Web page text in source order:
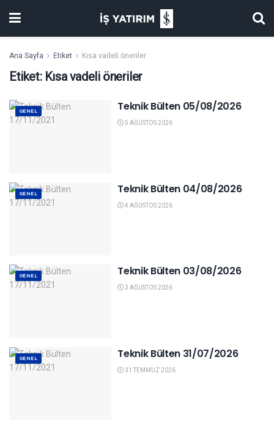
Ana Sayfa Etiket Kısa vadeli öneriler
Etiket: Kısa vadeli öneriler
GENEL Teknik Bülten 05/08/2026
5 AĞUSTOS 2026
GENEL Teknik Bülten 04/08/2026
4 AĞUSTOS 2026
GENEL Teknik Bülten 03/08/2026
3 AĞUSTOS 2026
GENEL Teknik Bülten 31/07/2026
31 TEMMUZ 2026